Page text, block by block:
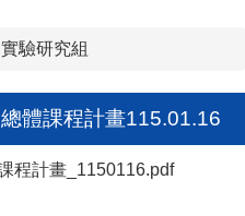
實驗研究組
體課程計畫115.01.16
程計畫_1150116.pdf